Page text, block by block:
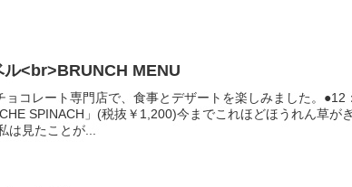
<br>BRUNCH MENU
ョコレート専門店で、食事とデザートを楽しみました。●12
SPINACH」(税抜￥1,200)今までこれほどほうれん草が
は見たことが...